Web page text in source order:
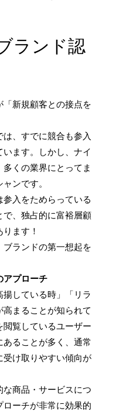
ランド認
新規顧客との接点を
、すでに競合も参入
ます。しかし、ナイ
多くの業界にとってま
ンです。
入をためらっている
で、独占的に富裕層顧
ます！
ブランドの第一想起を
プローチ
している時」「リラ
まることが知られて
覧しているユーザー
ることが多く、通常
受け取りやすい傾向が
商品・サービスにつ
ーチが非常に効果的